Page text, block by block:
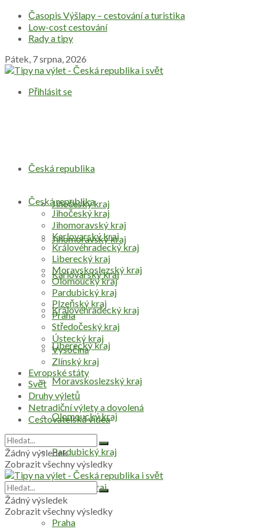
Časopis Výšlapy – cestování a turistika
Low-cost cestování
Rady a tipy
Pátek, 7 srpna, 2026
Přihlásit se
Česká republika
Jihočeský kraj
Jihomoravský kraj
Karlovarský kraj
Královéhradecký kraj
Liberecký kraj
Moravskoslezský kraj
Olomoucký kraj
Pardubický kraj
Plzeňský kraj
Praha
Česká republika
Jihočeský kraj
Jihomoravský kraj
Karlovarský kraj
Královéhradecký kraj
Liberecký kraj
Moravskoslezský kraj
Olomoucký kraj
Pardubický kraj
Plzeňský kraj
Praha
Středočeský kraj
Ústecký kraj
Vysočina
Zlínský kraj
Evropské státy
Svět
Druhy výletů
Netradiční výlety a dovolená
Cestovatelská videa
Žádný výsledek
Zobrazit všechny výsledky
Žádný výsledek
Zobrazit všechny výsledky